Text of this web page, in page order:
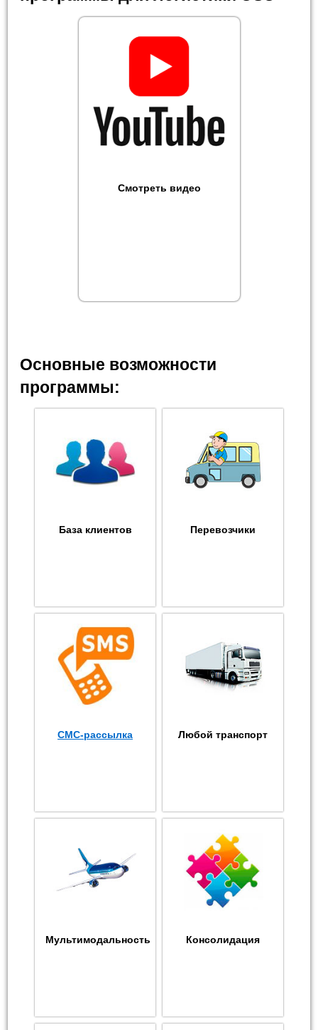
Смотреть видео
Основные возможности
программы:
База клиентов Перевозчики
СМС-рассылка Любой транспорт
Мультимодальность Консолидация